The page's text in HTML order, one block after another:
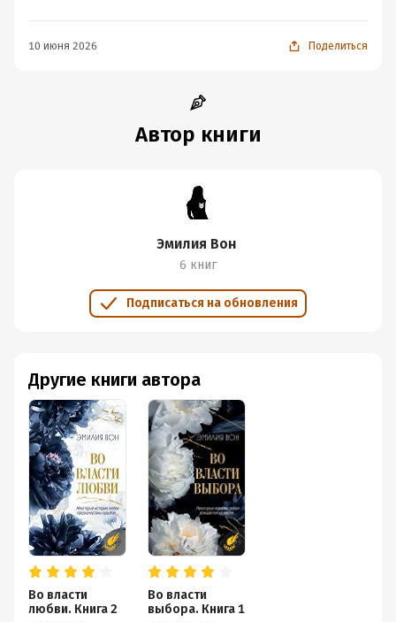
10 июня 2026 Поделиться
Автор книги
Эмилия Вон
6 книг
Подписаться на обновления
Другие книги автора
Во власти
любви. Книга 2
Во власти
выбора. Книга 1